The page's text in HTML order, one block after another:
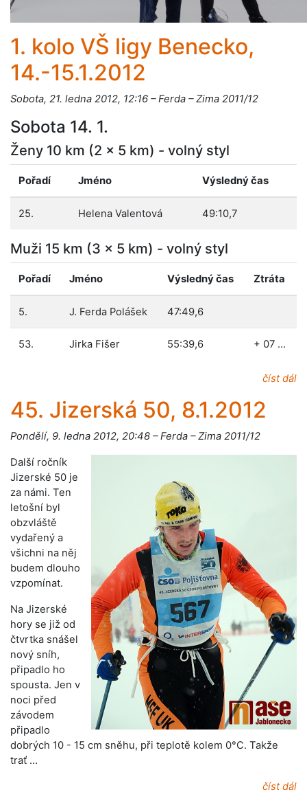
1. kolo VŠ ligy Benecko,
14.-15.1.2012
Sobota, 21. ledna 2012, 12:16 – Ferda – Zima 2011/12
Sobota 14. 1.
Ženy 10 km (2 x 5 km) - volný styl
Pořadí Jméno Výsledný čas
25. Helena Valentová 49:10,7
Muži 15 km (3 x 5 km) - volný styl
Pořadí Jméno Výsledný čas Ztráta
5. J. Ferda Polášek 47:49,6
53. Jirka Fišer 55:39,6 + 07 …
číst dál
45. Jizerská 50, 8.1.2012
Pondělí, 9. ledna 2012, 20:48 – Ferda – Zima 2011/12
Další ročník
Jizerské 50 je
za námi. Ten
letošní byl
obzvláště
vydařený a
všichni na něj
budem dlouho
vzpomínat.
Na Jizerské
hory se již od
čtvrtka snášel
nový sníh,
připadlo ho
spousta. Jen v
noci před
závodem
připadlo
dobrých 10 - 15 cm sněhu, při teplotě kolem 0°C. Takže
trať …
číst dál